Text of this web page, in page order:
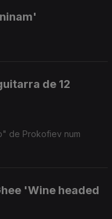
de 12
de Prokofiev num
'Wine headed